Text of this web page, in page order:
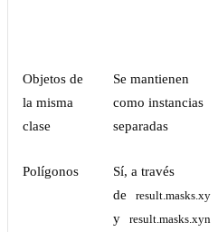
Objetos de
la misma
clase
Se mantienen
como instancias
separadas
Polígonos
Sí, a través
de
result.masks.xy
y result.masks.xyn